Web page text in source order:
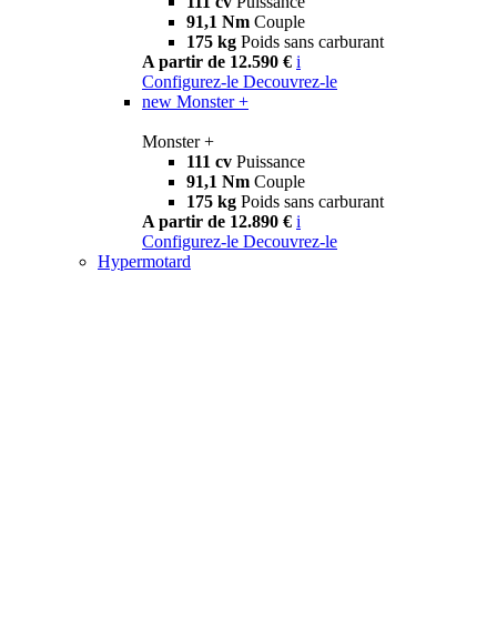
91,1 Nm Couple
175 kg Poids sans carburant
A partir de 12.590 € i
Configurez-le Decouvrez-le
new Monster +
Monster +
111 cv Puissance
91,1 Nm Couple
175 kg Poids sans carburant
A partir de 12.890 € i
Configurez-le Decouvrez-le
Hypermotard